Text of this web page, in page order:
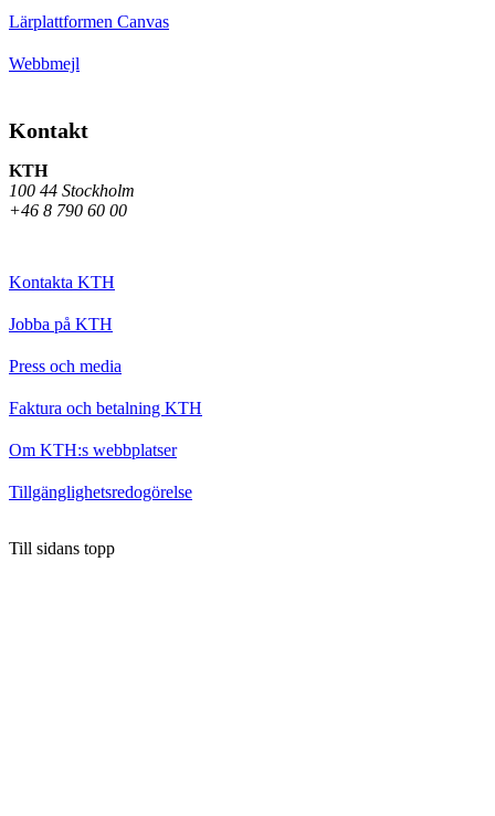
Lärplattformen Canvas
Webbmejl
Kontakt
KTH
100 44 Stockholm
+46 8 790 60 00
Kontakta KTH
Jobba på KTH
Press och media
Faktura och betalning KTH
Om KTH:s webbplatser
Tillgänglighetsredogörelse
Till sidans topp